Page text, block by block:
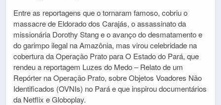
Entre as reportagens que o tornaram famoso, cobriu o
massacre de Eldorado dos Carajás, o assassinato da
missionária Dorothy Stang e o avanço do desmatamento e
do garimpo ilegal na Amazônia, mas virou celebridade na
cobertura da Operação Prato para O Estado do Pará, que
rendeu a reportagem Luzes do Medo – Relato de um
Repórter na Operação Prato, sobre Objetos Voadores Não
Identificados (OVNIs) no Pará e que inspirou documentários
da Netflix e Globoplay.